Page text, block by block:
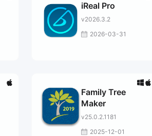
iReal Pro
v2026.3.2
2026-03-31
Family Tree
Maker
v25.0.2.1181
2025-12-01